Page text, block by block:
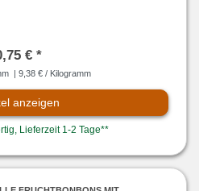
€ *
| 9,38 € / Kilogramm
anzeigen
Lieferzeit 1-2 Tage**